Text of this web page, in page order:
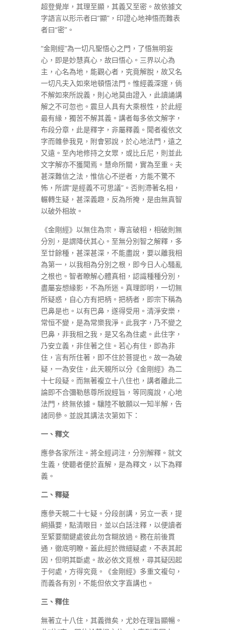
超登覺岸，其理至顯，其義又至密。故依據文
字語言以形示者曰“顯”，印證心地神悟而難表
者曰“密”。
“金剛經”為一切凡聖悟心之門，了悟無明妄
心，即是妙慧真心，故曰悟心。三界以心為
主，心名為地，能觀心者，究竟解脫，故又名
一切凡夫入如來地頓悟法門。惟經義深邃，倘
不解如來所說義，則心地莫由證入，此讀誦講
解之不可忽也。震旦人具有大乘根性，於此經
最有緣，獨苦不解其義。講者每多依文解字，
布段分章，此是釋字，非屬釋義。聞者複依文
字而雜參我見，附會邪說，於心地法門，遠之
又遠。至內地修持之女眾，或比丘尼，則並此
文字解亦不獲聞焉。慧命所關，實為至重。夫
甚深難信之法，惟信心不逆者，方能不驚不
怖，所謂“是經義不可思議”。否則滯著名相，
輾轉生疑，甚深義趣，反為所掩，是由無真智
以破外相故。
《金剛經》以無住為宗，專言破相，相破則無
分別，是謂降伏其心。至無分別智之解釋，多
至廿餘種，甚深甚深，不能盡說，要以離我相
為第一，以我相為分別之根，即今日人心騷亂
之根也。智者瞭解心體真相，認識種種分別，
盡屬妄想緣影，不為所迷。真理即明，一切無
所疑惑，自心方有把柄。把柄者，即宗下稱為
巴鼻是也。以有巴鼻，遂得受用。清淨安樂，
常恒不變，是為常樂我淨。此我字，乃不變之
巴鼻，非我相之我，是又名為住處。此住字，
乃安立義，非住著之住。若心有住，即為非
住，言有所住著，即不住於菩提也。故一為破
疑，一為安住，此天親所以分《金剛經》為二
十七段疑。而無著複立十八住也，講者離此二
論即不合彌勒慈尊所說經旨，等同魔說，心地
法門，終無依據。驤陸不敏願以一知半解，告
諸同參。並說其講法次第如下：
一、釋文
應參各家所注。將全經詞注，分別解釋。就文
生義，使聽者便於直解，是為釋文，以下為釋
義。
二、釋疑
應參天親二十七疑。分段剖講，另立一表，提
綱攝要，點清眼目，並以白話注釋，以便讀者
至緊要關鍵處彼此勿含糊放過。務在前後貫
通，徹底明瞭。蓋此經於微細疑處，不表其起
因，但明其斷處。故必依文覓根，尋其疑因起
于何處，方得究竟。《金剛經》多重文複句，
而義各有別，不能但依文字直講也。
三、釋住
無著立十八住，其義微矣，尤妙在理旨顯暢。